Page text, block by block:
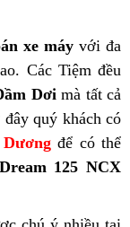
xe máy với đa
Các Tiệm đều
Dơimà tất cả
quý khách có
để có thể
Dream 125 NCX